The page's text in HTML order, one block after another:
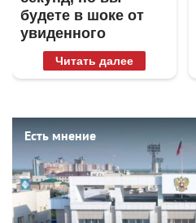
будете в шоке от
увиденного
Читать далее
Есть мнение